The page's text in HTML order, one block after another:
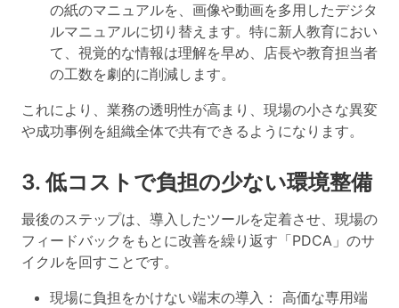
の紙のマニュアルを、画像や動画を多用したデジタ
ルマニュアルに切り替えます。特に新人教育におい
て、視覚的な情報は理解を早め、店長や教育担当者
の工数を劇的に削減します。
これにより、業務の透明性が高まり、現場の小さな異変
や成功事例を組織全体で共有できるようになります。
3. 低コストで負担の少ない環境整備
最後のステップは、導入したツールを定着させ、現場の
フィードバックをもとに改善を繰り返す「PDCA」のサ
イクルを回すことです。
現場に負担をかけない端末の導入 ： 高価な専用端